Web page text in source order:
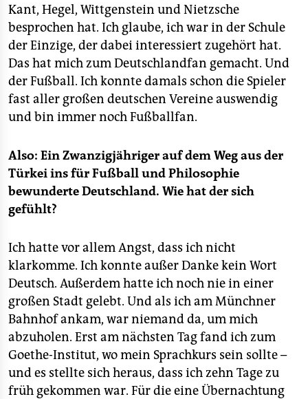
Kant, Hegel, Wittgenstein und Nietzsche
besprochen hat. Ich glaube, ich war in der Schule
der Einzige, der dabei interessiert zugehört hat.
Das hat mich zum Deutschlandfan gemacht. Und
der Fußball. Ich konnte damals schon die Spieler
fast aller großen deutschen Vereine auswendig
und bin immer noch Fußballfan.
Also: Ein Zwanzigjähriger auf dem Weg aus der
Türkei ins für Fußball und Philosophie
bewunderte Deutschland. Wie hat der sich
gefühlt?
Ich hatte vor allem Angst, dass ich nicht
klarkomme. Ich konnte außer Danke kein Wort
Deutsch. Außerdem hatte ich noch nie in einer
großen Stadt gelebt. Und als ich am Münchner
Bahnhof ankam, war niemand da, um mich
abzuholen. Erst am nächsten Tag fand ich zum
Goethe-Institut, wo mein Sprachkurs sein sollte –
und es stellte sich heraus, dass ich zehn Tage zu
früh gekommen war. Für die eine Übernachtung